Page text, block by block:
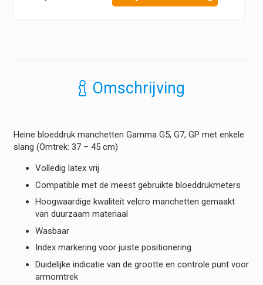
Omschrijving
Heine bloeddruk manchetten Gamma G5, G7, GP met enkele
slang (Omtrek: 37 – 45 cm)
Volledig latex vrij
Compatible met de meest gebruikte bloeddrukmeters
Hoogwaardige kwaliteit velcro manchetten gemaakt
van duurzaam materiaal
Wasbaar
Index markering voor juiste positionering
Duidelijke indicatie van de grootte en controle punt voor
armomtrek